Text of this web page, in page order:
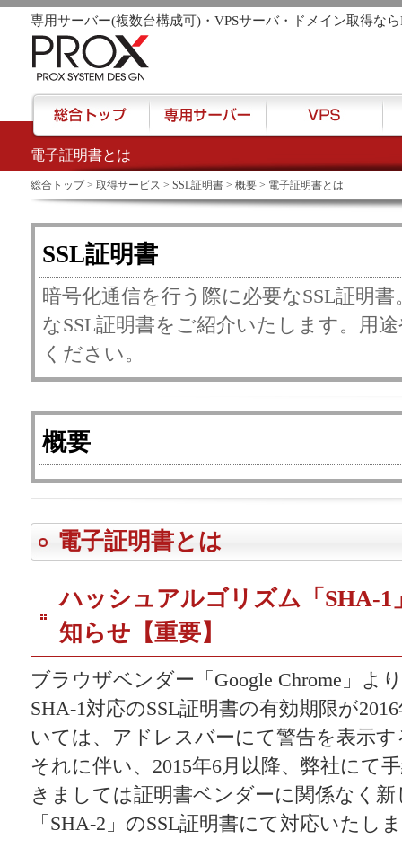
電子証明書とは
専用サーバー(複数台構成可)・VPSサーバ・ドメイン取得な
総合トップ> 取得サービス > SSL証明書> 概要 > 電子証明書とは
SSL証明書
暗号化通信を行う際に必要なSSL証明
なSSL証明書をご紹介いたします。用
ください。
概要
電子証明書とは
ハッシュアルゴリズム「SHA-1
知らせ【重要】
ブラウザベンダー「Google Chrome」よ
SHA-1対応のSSL証明書の有効期限が
いては、アドレスバーにて警告を表示
それに伴い、2015年6月以降、弊社にて
きましては証明書ベンダーに関係なく
「SHA-2」のSSL証明書にて対応いたし
href="/">